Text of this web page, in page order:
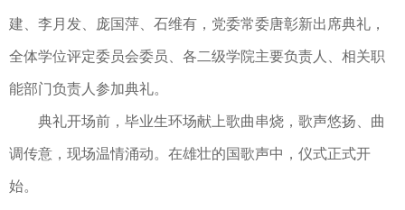
建、李月发、庞国萍、石维有，党委常委唐彰新出席典礼，
全体学位评定委员会委员、各二级学院主要负责人、相关职
能部门负责人参加典礼。
典礼开场前，毕业生环场献上歌曲串烧，歌声悠扬、曲
调传意，现场温情涌动。在雄壮的国歌声中，仪式正式开
始。